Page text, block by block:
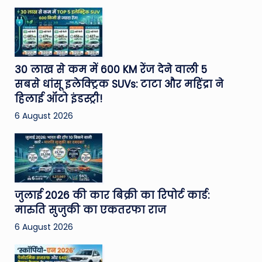
30 लाख से कम में 600 KM रेंज देने वाली 5
सबसे धांसू इलेक्ट्रिक SUVs: टाटा और महिंद्रा ने
हिलाई ऑटो इंडस्ट्री!
6 August 2026
जुलाई 2026 की कार बिक्री का रिपोर्ट कार्ड:
मारुति सुजुकी का एकतरफा राज
6 August 2026